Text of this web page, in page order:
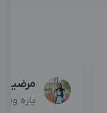
مرضیه
پاره